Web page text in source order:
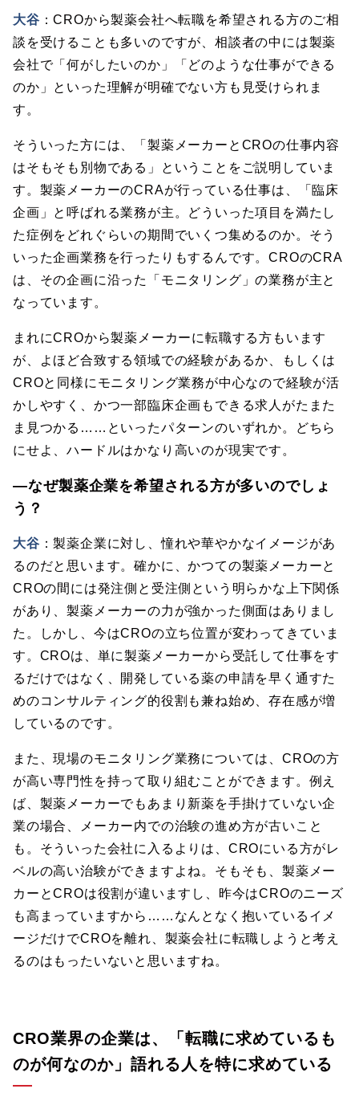
大谷 ：CROから製薬会社へ転職を希望される方のご相
談を受けることも多いのですが、相談者の中には製薬
会社で「何がしたいのか」「どのような仕事ができる
のか」といった理解が明確でない方も見受けられま
す。
そういった方には、「製薬メーカーとCROの仕事内容
はそもそも別物である」ということをご説明していま
す。製薬メーカーのCRAが行っている仕事は、「臨床
企画」と呼ばれる業務が主。どういった項目を満たし
た症例をどれぐらいの期間でいくつ集めるのか。そう
いった企画業務を行ったりもするんです。CROのCRA
は、その企画に沿った「モニタリング」の業務が主と
なっています。
まれにCROから製薬メーカーに転職する方もいます
が、よほど合致する領域での経験があるか、もしくは
CROと同様にモニタリング業務が中心なので経験が活
かしやすく、かつ一部臨床企画もできる求人がたまた
ま見つかる……といったパターンのいずれか。どちら
にせよ、ハードルはかなり高いのが現実です。
―なぜ製薬企業を希望される方が多いのでしょ
う？
大谷 ：製薬企業に対し、憧れや華やかなイメージがあ
るのだと思います。確かに、かつての製薬メーカーと
CROの間には発注側と受注側という明らかな上下関係
があり、製薬メーカーの力が強かった側面はありまし
た。しかし、今はCROの立ち位置が変わってきていま
す。CROは、単に製薬メーカーから受託して仕事をす
るだけではなく、開発している薬の申請を早く通すた
めのコンサルティング的役割も兼ね始め、存在感が増
しているのです。
また、現場のモニタリング業務については、CROの方
が高い専門性を持って取り組むことができます。例え
ば、製薬メーカーでもあまり新薬を手掛けていない企
業の場合、メーカー内での治験の進め方が古いこと
も。そういった会社に入るよりは、CROにいる方がレ
ベルの高い治験ができますよね。そもそも、製薬メー
カーとCROは役割が違いますし、昨今はCROのニーズ
も高まっていますから……なんとなく抱いているイメ
ージだけでCROを離れ、製薬会社に転職しようと考え
るのはもったいないと思いますね。
CRO業界の企業は、「転職に求めているも
のが何なのか」語れる人を特に求めている